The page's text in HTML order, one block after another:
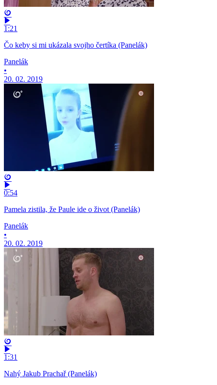
1:21
Čo keby si mi ukázala svojho čertíka (Panelák)
Panelák
•
20. 02. 2019
0:54
Pamela zistila, že Paule ide o život (Panelák)
Panelák
•
20. 02. 2019
1:31
Nahý Jakub Prachař (Panelák)